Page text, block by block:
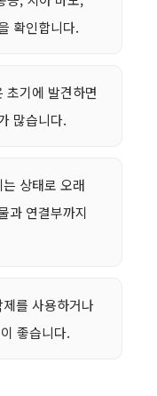
확인합니다.
기에 발견하면
많습니다.
상태로 오래
과 연결부까지
를 사용하거나
좋습니다.